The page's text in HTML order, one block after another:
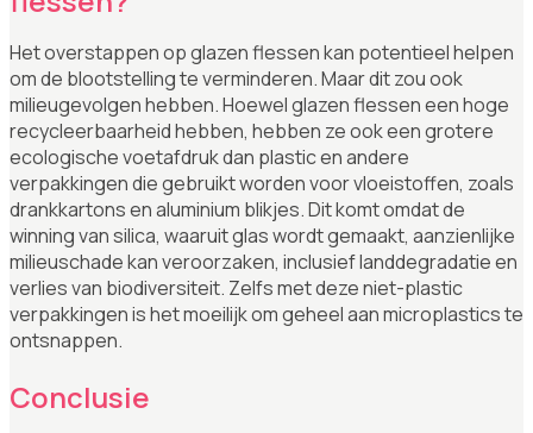
Het overstappen op glazen flessen kan potentieel helpen
om de blootstelling te verminderen. Maar dit zou ook
milieugevolgen hebben. Hoewel glazen flessen een hoge
recycleerbaarheid hebben, hebben ze ook een grotere
ecologische voetafdruk dan plastic en andere
verpakkingen die gebruikt worden voor vloeistoffen, zoals
drankkartons en aluminium blikjes. Dit komt omdat de
winning van silica, waaruit glas wordt gemaakt, aanzienlijke
milieuschade kan veroorzaken, inclusief landdegradatie en
verlies van biodiversiteit. Zelfs met deze niet-plastic
verpakkingen is het moeilijk om geheel aan microplastics te
ontsnappen.
Conclusie